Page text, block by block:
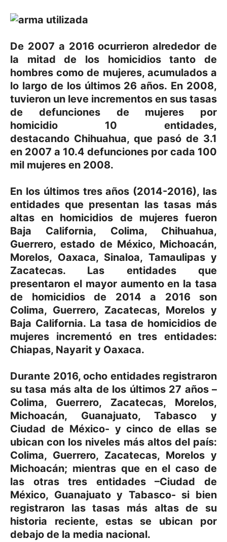
De 2007 a 2016 ocurrieron alrededor de
la mitad de los homicidios tanto de
hombres como de mujeres, acumulados a
lo largo de los últimos 26 años. En 2008,
tuvieron un leve incrementos en sus tasas
de defunciones de mujeres por
homicidio 10 entidades,
destacando Chihuahua, que pasó de 3.1
en 2007 a 10.4 defunciones por cada 100
mil mujeres en 2008.
En los últimos tres años (2014-2016), las
entidades que presentan las tasas más
altas en homicidios de mujeres fueron
Baja California, Colima, Chihuahua,
Guerrero, estado de México, Michoacán,
Morelos, Oaxaca, Sinaloa, Tamaulipas y
Zacatecas. Las entidades que
presentaron el mayor aumento en la tasa
de homicidios de 2014 a 2016 son
Colima, Guerrero, Zacatecas, Morelos y
Baja California. La tasa de homicidios de
mujeres incrementó en tres entidades:
Chiapas, Nayarit y Oaxaca.
Durante 2016, ocho entidades registraron
su tasa más alta de los últimos 27 años –
Colima, Guerrero, Zacatecas, Morelos,
Michoacán, Guanajuato, Tabasco y
Ciudad de México- y cinco de ellas se
ubican con los niveles más altos del país:
Colima, Guerrero, Zacatecas, Morelos y
Michoacán; mientras que en el caso de
las otras tres entidades –Ciudad de
México, Guanajuato y Tabasco- si bien
registraron las tasas más altas de su
historia reciente, estas se ubican por
debajo de la media nacional.